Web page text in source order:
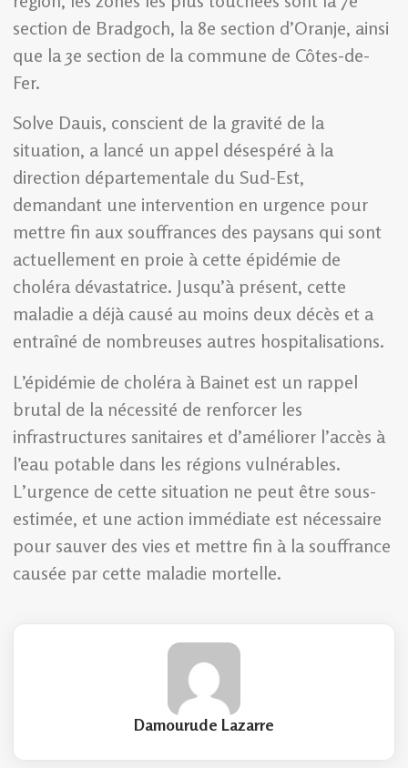
section de Bradgoch, la 8e section d’Oranje, ainsi
que la 3e section de la commune de Côtes-de-
Fer.
Solve Dauis, conscient de la gravité de la
situation, a lancé un appel désespéré à la
direction départementale du Sud-Est,
demandant une intervention en urgence pour
mettre fin aux souffrances des paysans qui sont
actuellement en proie à cette épidémie de
choléra dévastatrice. Jusqu’à présent, cette
maladie a déjà causé au moins deux décès et a
entraîné de nombreuses autres hospitalisations.
L’épidémie de choléra à Bainet est un rappel
brutal de la nécessité de renforcer les
infrastructures sanitaires et d’améliorer l’accès à
l’eau potable dans les régions vulnérables.
L’urgence de cette situation ne peut être sous-
estimée, et une action immédiate est nécessaire
pour sauver des vies et mettre fin à la souffrance
causée par cette maladie mortelle.
Damourude Lazarre